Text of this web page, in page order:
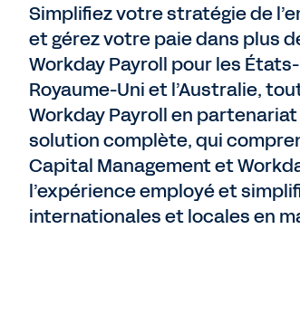
Simplifiez votre stratégie de
et gérez votre paie dans plus
Workday Payroll pour les
Royaume-Uni et l’Australie,
Workday Payroll en
solution complète, qui
Capital Management et
l’expérience employé et
internationales et locales en